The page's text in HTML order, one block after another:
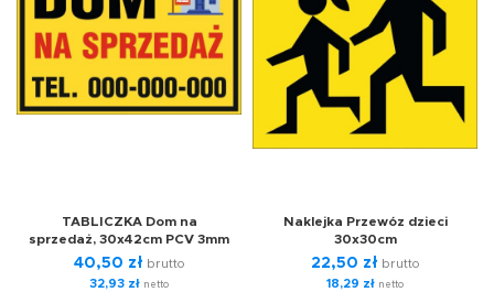
TABLICZKA Dom na
sprzedaż, 30x42cm PCV 3mm
40,50 zł brutto
32,93 zł netto
Naklejka Przewóz dzieci
30x30cm
22,50 zł brutto
18,29 zł netto